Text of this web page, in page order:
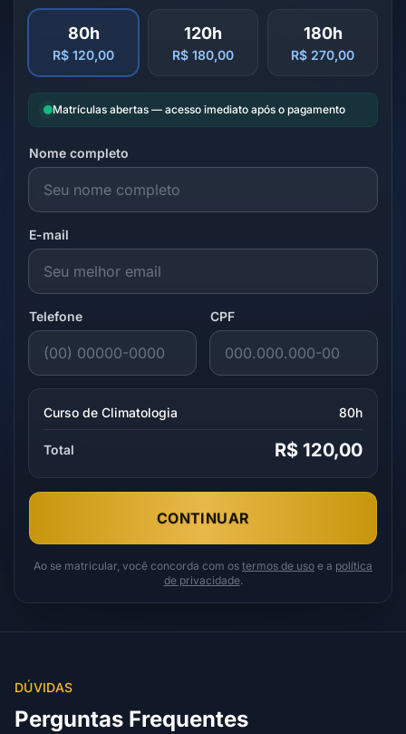
80h
R$ 120,00
120h
R$ 180,00
180h
R$ 270,00
Matrículas abertas — acesso imediato após o pagamento
Nome completo
E-mail
Telefone CPF
Curso de Climatologia 80h
Total R$ 120,00
CONTINUAR
Ao se matricular, você concorda com os termos de uso e a política
de privacidade.
DÚVIDAS
Perguntas Frequentes